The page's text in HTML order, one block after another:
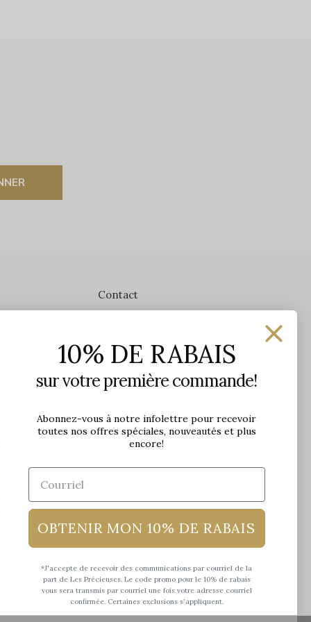
Contact
1650 avenue Jules-Verne, Local 103
G2G 2R1, Québec, Canada
Lundi: 9h - 17h
Mardi: 9h - 17h
Mercredi: 9h - 18h
Jeudi: 9h - 21h
Samedi: 9h à 17h
10% DE RABAIS
sur votre première commande!
Abonnez-vous à notre infolettre pour recevoir
toutes nos offres spéciales, nouveautés et plus
encore!
OBTENIR MON 10% DE RABAIS
*J'accepte de recevoir des communications par courriel de la
part de Les Précieuses. Le code promo pour le 10% de rabais
vous sera transmis par courriel une fois votre adresse courriel
confirmée. Certaines exclusions s'appliquent.